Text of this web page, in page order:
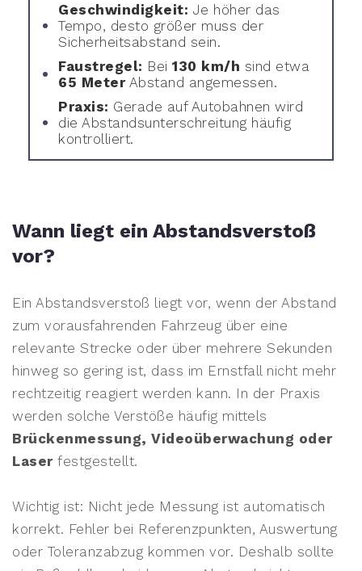
Geschwindigkeit: Je höher das
Tempo, desto größer muss der
Sicherheitsabstand sein.
Faustregel: Bei130 km/h sind etwa
65 MeterAbstand angemessen.
Praxis: Gerade auf Autobahnen wird
die Abstandsunterschreitung häufig
kontrolliert.
Wann liegt ein Abstandsverstoß
vor?
Ein Abstandsverstoß liegt vor, wenn der Abstand
zum vorausfahrenden Fahrzeug über eine
relevante Strecke oder über mehrere Sekunden
hinweg so gering ist, dass im Ernstfall nicht mehr
rechtzeitig reagiert werden kann. In der Praxis
werden solche Verstöße häufig mittels
Brückenmessung, Videoüberwachung oder
Laser festgestellt.
Wichtig ist: Nicht jede Messung ist automatisch
korrekt. Fehler bei Referenzpunkten, Auswertung
oder Toleranzabzug kommen vor. Deshalb sollte